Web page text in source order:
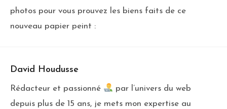
photos pour vous prouvez les biens faits de ce
nouveau papier peint :
David Houdusse
Rédacteur et passionné
par l’univers du web
depuis plus de 15 ans, je mets mon expertise au